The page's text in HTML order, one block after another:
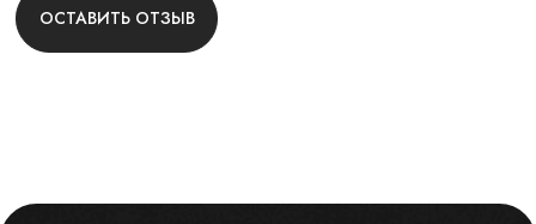
ОСТАВИТЬ ОТЗЫВ